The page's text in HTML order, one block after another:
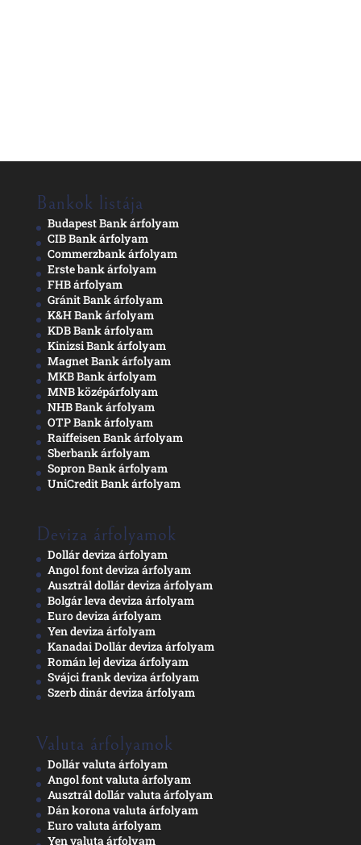
Bankok listája
Budapest Bank árfolyam
CIB Bank árfolyam
Commerzbank árfolyam
Erste bank árfolyam
FHB árfolyam
Gránit Bank árfolyam
K&H Bank árfolyam
KDB Bank árfolyam
Kinizsi Bank árfolyam
Magnet Bank árfolyam
MKB Bank árfolyam
MNB középárfolyam
NHB Bank árfolyam
OTP Bank árfolyam
Raiffeisen Bank árfolyam
Sberbank árfolyam
Sopron Bank árfolyam
UniCredit Bank árfolyam
Deviza árfolyamok
Dollár deviza árfolyam
Angol font deviza árfolyam
Ausztrál dollár deviza árfolyam
Bolgár leva deviza árfolyam
Euro deviza árfolyam
Yen deviza árfolyam
Kanadai Dollár deviza árfolyam
Román lej deviza árfolyam
Svájci frank deviza árfolyam
Szerb dinár deviza árfolyam
Valuta árfolyamok
Dollár valuta árfolyam
Angol font valuta árfolyam
Ausztrál dollár valuta árfolyam
Dán korona valuta árfolyam
Euro valuta árfolyam
Yen valuta árfolyam